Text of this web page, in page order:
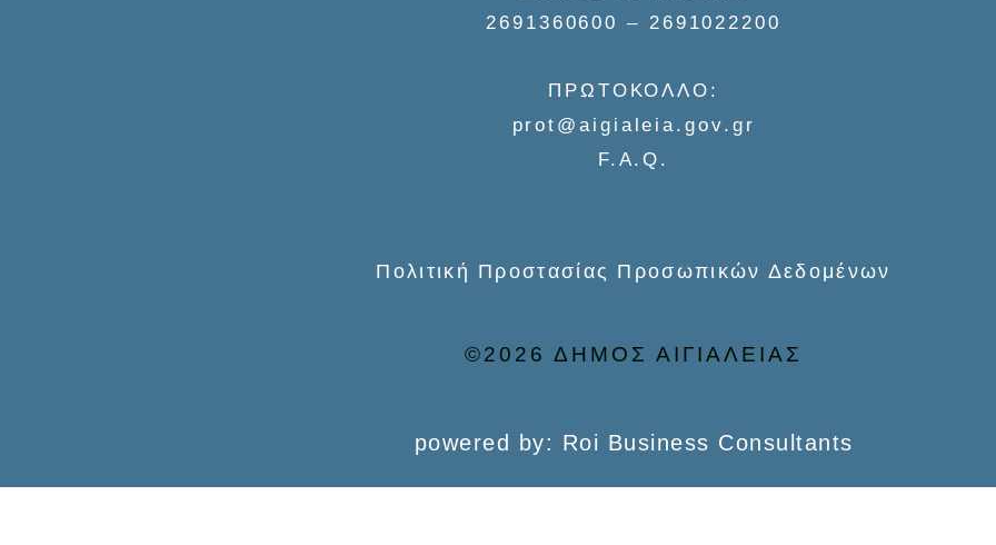
2691360600 – 2691022200
ΠΡΩΤΟΚΟΛΛΟ:
prot@aigialeia.gov.gr
F.A.Q.
Πολιτική Προστασίας Προσωπικών Δεδομένων
©2026 ΔΗΜΟΣ ΑΙΓΙΑΛΕΙΑΣ
powered by: Roi Business Consultants